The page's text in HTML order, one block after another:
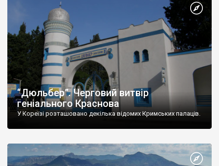
“Дюльбер”. Черговий витвір
геніального Краснова
У Кореїзі розташовано декілька відомих Кримських палаців.